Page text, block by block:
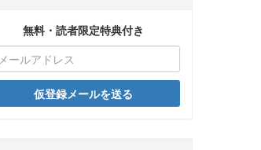
無料・読者限定特典付き
仮登録メールを送る